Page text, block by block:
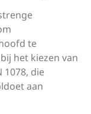
te
het kiezen van
1078, die
aan